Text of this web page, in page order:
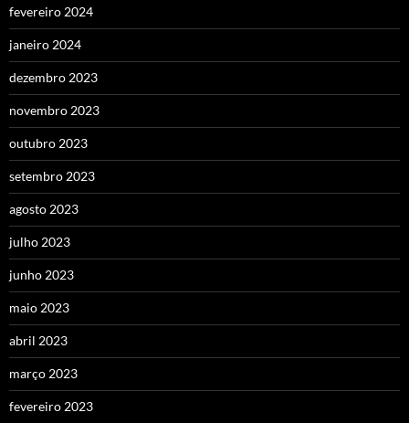
fevereiro 2024
janeiro 2024
dezembro 2023
novembro 2023
outubro 2023
setembro 2023
agosto 2023
julho 2023
junho 2023
maio 2023
abril 2023
março 2023
fevereiro 2023